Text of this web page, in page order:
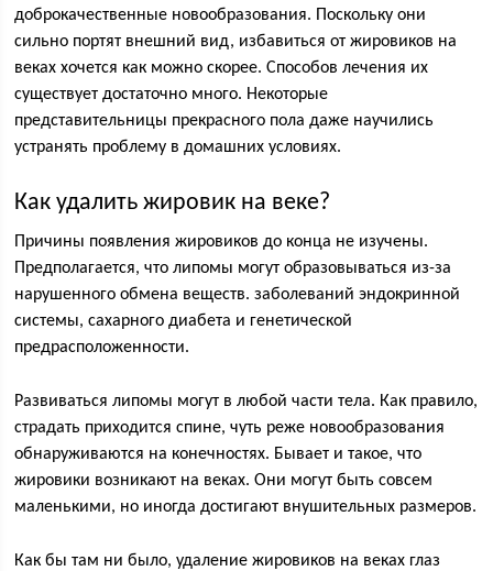
доброкачественные новообразования. Поскольку они
сильно портят внешний вид, избавиться от жировиков на
веках хочется как можно скорее. Способов лечения их
существует достаточно много. Некоторые
представительницы прекрасного пола даже научились
устранять проблему в домашних условиях.
Как удалить жировик на веке?
Причины появления жировиков до конца не изучены.
Предполагается, что липомы могут образовываться из-за
нарушенного обмена веществ. заболеваний эндокринной
системы, сахарного диабета и генетической
предрасположенности.
Развиваться липомы могут в любой части тела. Как правило,
страдать приходится спине, чуть реже новообразования
обнаруживаются на конечностях. Бывает и такое, что
жировики возникают на веках. Они могут быть совсем
маленькими, но иногда достигают внушительных размеров.
Как бы там ни было, удаление жировиков на веках глаз